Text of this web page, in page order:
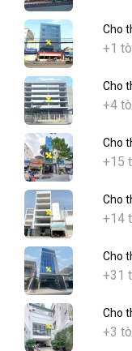
Cho
+1
Cho
+4
Cho
+15
Cho
+14
Cho
+31
Cho
+3